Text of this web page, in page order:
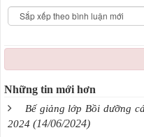
Những tin mới hơn
Bế giảng lớp Bồi dưỡng
2024 (14/06/2024)